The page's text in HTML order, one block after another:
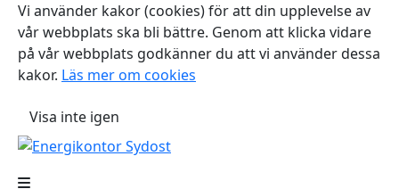
Vi använder kakor (cookies) för att din upplevelse av
vår webbplats ska bli bättre. Genom att klicka vidare
på vår webbplats godkänner du att vi använder dessa
kakor. Läs mer om cookies
Visa inte igen